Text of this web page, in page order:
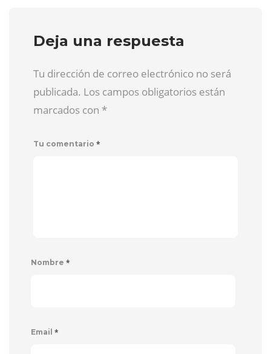
Deja una respuesta
Tu dirección de correo electrónico no será
publicada. Los campos obligatorios están
marcados con *
Tu comentario *
Nombre *
Email *